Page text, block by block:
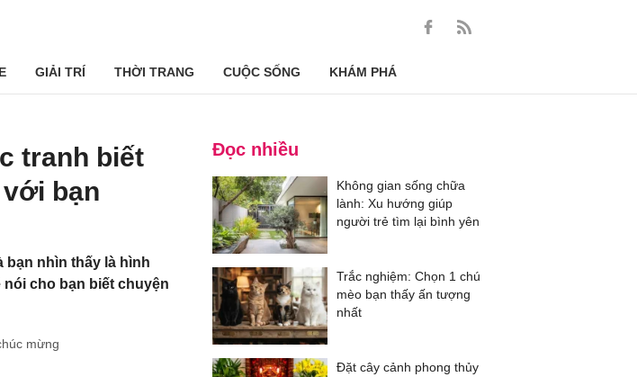
GIẢI TRÍ THỜI TRANG CUỘC SỐNG KHÁM PHÁ
tranh biết
bạn
bạn nhìn thấy là hình
cho bạn biết chuyện
mừng
Đọc nhiều
Không gian sống chữa
lành: Xu hướng giúp
người trẻ tìm lại bình yên
Trắc nghiệm: Chọn 1 chú
mèo bạn thấy ấn tượng
nhất
Đặt cây cảnh phong thủy